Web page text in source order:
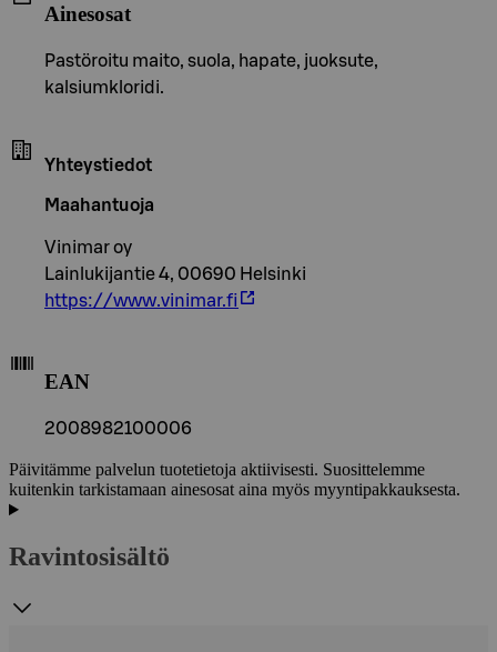
Ainesosat
Pastöroitu maito, suola, hapate, juoksute,
kalsiumkloridi.
Yhteystiedot
Maahantuoja
Vinimar oy
Lainlukijantie 4, 00690 Helsinki
https://www.vinimar.fi
EAN
2008982100006
Päivitämme palvelun tuotetietoja aktiivisesti. Suosittelemme
kuitenkin tarkistamaan ainesosat aina myös myyntipakkauksesta.
Ravintosisältö